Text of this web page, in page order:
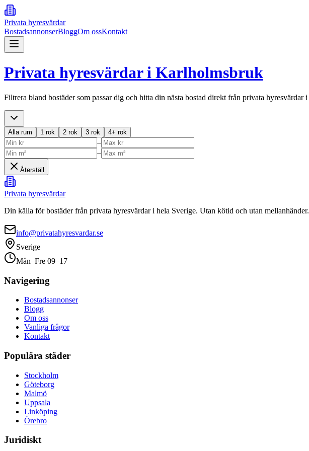
Privata hyresvärdar
BostadsannonserBloggOm ossKontakt
Privata hyresvärdar i Karlholmsbruk
Filtrera bland bostäder som passar dig och hitta din nästa bostad direkt från privata hyresvärdar i
Alla rum 1 rok 2 rok 3 rok 4+ rok
–
–
Återställ
Privata hyresvärdar
Din källa för bostäder från privata hyresvärdar i hela Sverige. Utan kötid och utan mellanhänder.
info@privatahyresvardar.se
Sverige
Mån–Fre 09–17
Navigering
Bostadsannonser
Blogg
Om oss
Vanliga frågor
Kontakt
Populära städer
Stockholm
Göteborg
Malmö
Uppsala
Linköping
Örebro
Juridiskt